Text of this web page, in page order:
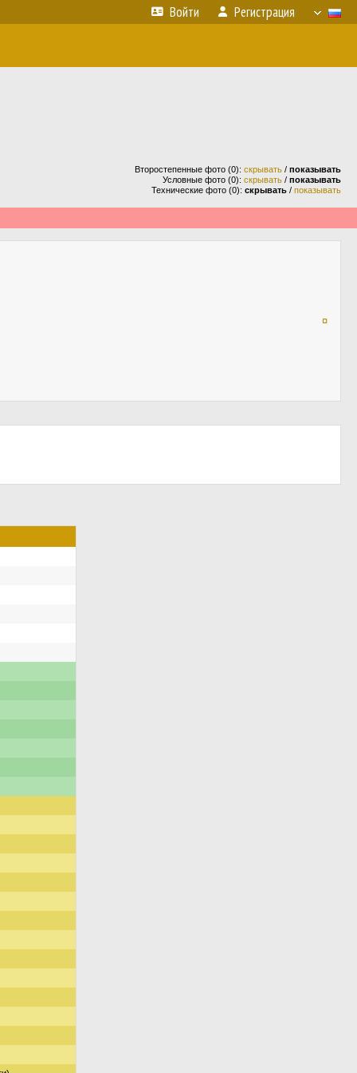
Войти Регистрация
Второстепенные фото (0): скрывать / показывать
Условные фото (0): скрывать / показывать
Технические фото (0): скрывать / показывать
¤